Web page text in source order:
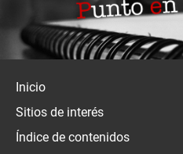
Inicio
Sitios de interés
Índice de contenidos